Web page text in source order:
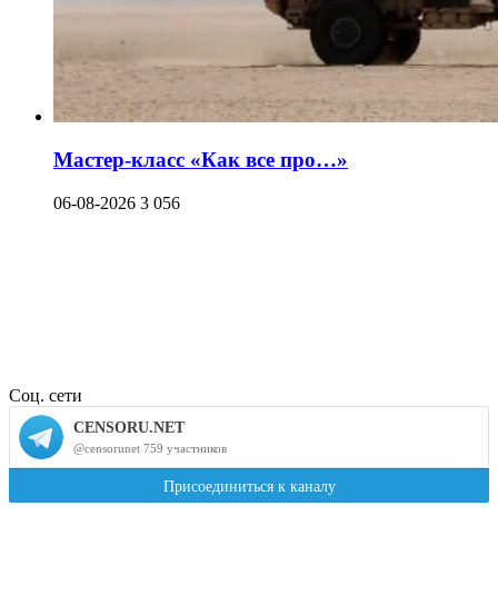
Мастер-класс «Как все про…»
06-08-2026 3 056
Соц. сети